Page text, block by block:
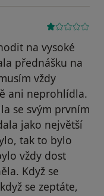
na vysoké
přednášku na
vždy
ani neprohlídla.
se svým prvním
jako největší
tak to bylo
vždy dost
Když se
se zeptáte,